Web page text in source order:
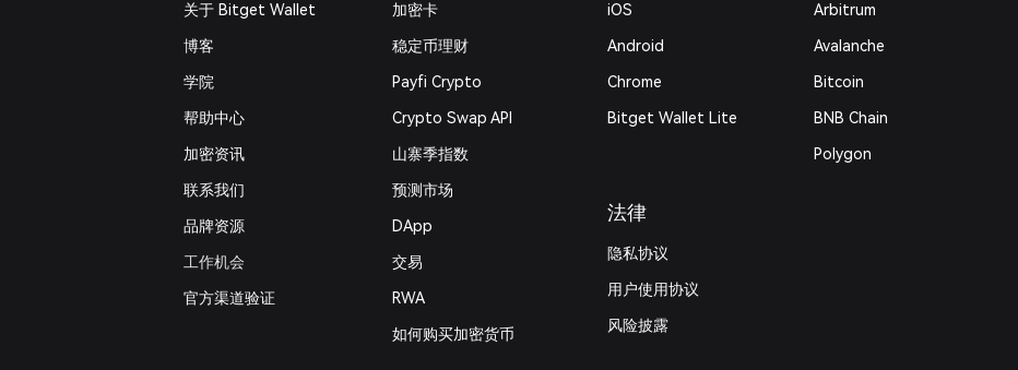
关于 Bitget Wallet
博客
学院
帮助中心
加密资讯
联系我们
品牌资源
工作机会
官方渠道验证
加密卡
稳定币理财
Payfi Crypto
Crypto Swap API
山寨季指数
预测市场
DApp
交易
RWA
如何购买加密货币
iOS
Android
Chrome
Bitget Wallet Lite
法律
隐私协议
用户使用协议
风险披露
Arbitrum
Avalanche
Bitcoin
BNB Chain
Polygon